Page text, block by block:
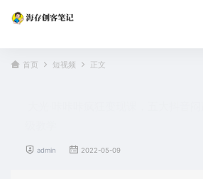
首页 短视频 正文
admin 2022-05-09